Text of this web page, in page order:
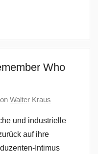
Who
Walter Kraus
und industrielle
auf ihre
Intimus